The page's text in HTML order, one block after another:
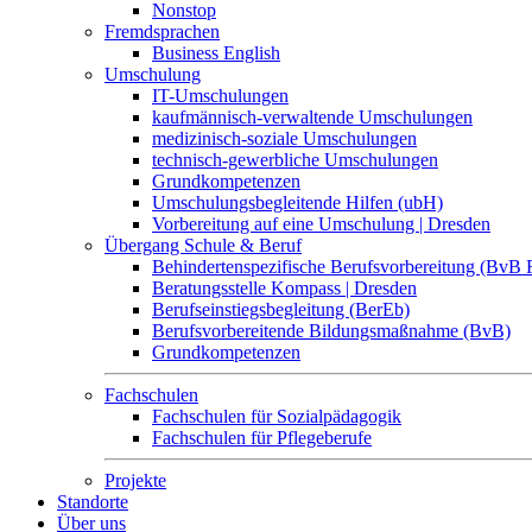
Nonstop
Fremdsprachen
Business English
Umschulung
IT-Umschulungen
kaufmännisch-verwaltende Umschulungen
medizinisch-soziale Umschulungen
technisch-gewerbliche Umschulungen
Grundkompetenzen
Umschulungsbegleitende Hilfen (ubH)
Vorbereitung auf eine Umschulung | Dresden
Übergang Schule & Beruf
Behindertenspezifische Berufsvorbereitung (BvB
Beratungsstelle Kompass | Dresden
Berufseinstiegsbegleitung (BerEb)
Berufsvorbereitende Bildungsmaßnahme (BvB)
Grundkompetenzen
Fachschulen
Fachschulen für Sozialpädagogik
Fachschulen für Pflegeberufe
Projekte
Standorte
Über uns